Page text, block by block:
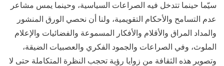
سيّما حينما تتدخل فيه الصراعات السياسية، وحينما يمس مشاعر
عدم التسامح والأحكام التقويمية، ولنا أن نحصي الورق المنشور
والمداد المراق والأقلام والأفكار المسموعة والفضائيات والإعلام
الملوث، وفي الصراعات والجمود الفكري والعصبيات الضيقة،
وتصوير هذه الثقافة من زوايا رؤية تحجب النظرة المتكاملة حتى لا